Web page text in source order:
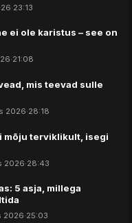
·23:13
ei ole karistus – see on
·21:08
mis teevad sulle
2026·28:18
mõju terviklikult, isegi
2026·28:43
5 asja, millega
2026·25:03